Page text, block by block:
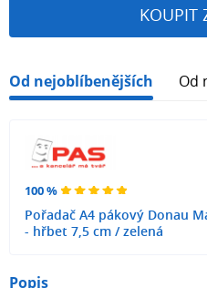
KOUPIT
Od nejoblíbenějších Od
100 %
Pořadač A4 pákový Donau
- hřbet 7,5 cm / zelená
Popis